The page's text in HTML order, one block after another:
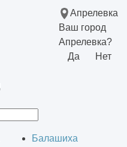
Апрелевка
Ваш город
Апрелевка?
Да
Нет
Балашиха